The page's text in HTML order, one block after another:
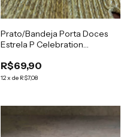
Prato/Bandeja Porta Doces
Estrela P Celebration
R$69,90
12x de R$7,08